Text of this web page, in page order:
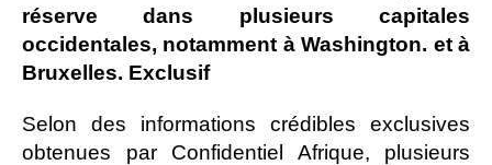
réserve dans plusieurs capitales
occidentales, notamment à Washington. et à
Bruxelles. Exclusif
Selon des informations crédibles exclusives
obtenues par Confidentiel Afrique, plusieurs